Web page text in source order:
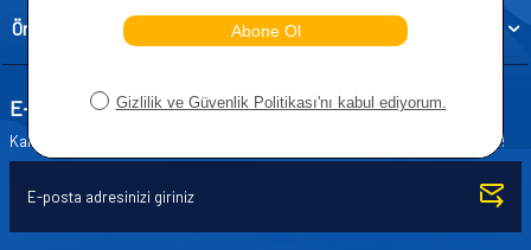
Önemli Bilgiler
E-Bülten Aboneliği
Kampanya ve yeniliklerden haberdar olmak için e-bültenimize abone olun!